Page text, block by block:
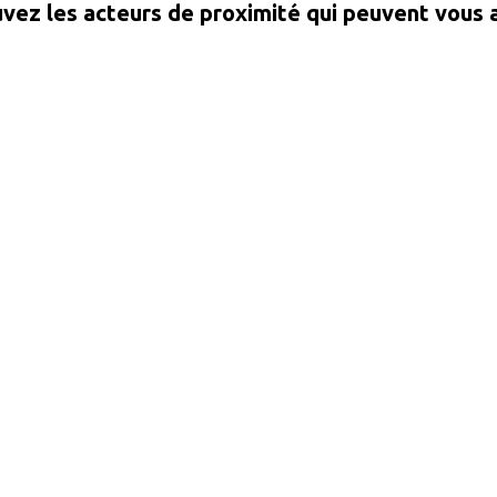
les acteurs de proximité qui peuvent vous